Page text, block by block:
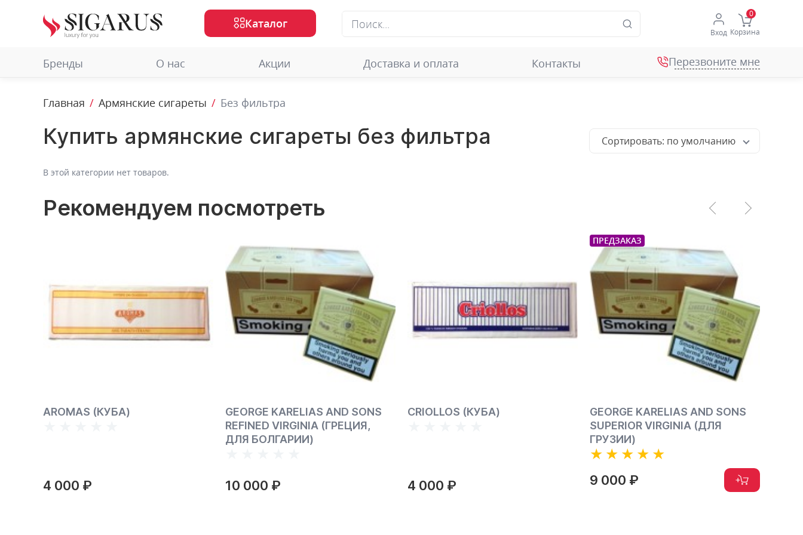
Вход Корзина
Бренды О нас Акции Доставка и оплата Контакты
Каталог
Перезвоните мне
Главная Армянские сигареты Без фильтра
Купить армянские сигареты без фильтра Сортировать: по умолчанию
В этой категории нет товаров.
Рекомендуем посмотреть
AROMAS (КУБА)
4 000 ₽
GEORGE KARELIAS AND SONS
REFINED VIRGINIA (ГРЕЦИЯ,
ДЛЯ БОЛГАРИИ)
10 000 ₽
CRIOLLOS (КУБА)
4 000 ₽
ПРЕДЗАКАЗ
GEORGE KARELIAS AND SONS
SUPERIOR VIRGINIA (ДЛЯ
ГРУЗИИ)
9 000 ₽